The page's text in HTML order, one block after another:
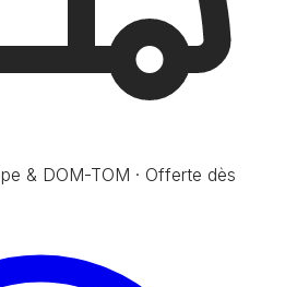
& DOM-TOM · Offerte dès